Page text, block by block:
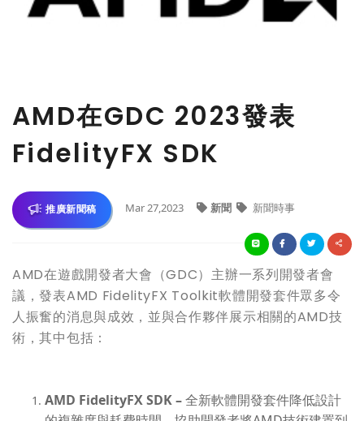
AMD在GDC 2023發表
FidelityFX SDK
推廣新聞稿 Mar 27,2023 新聞 新聞時事
AMD在遊戲開發者大會（GDC）主辦一系列開發者會
議，發表AMD FidelityFX Toolkit軟體開發套件眾多令
人振奮的消息與成效，並與合作夥伴展示相關的AMD技
術，其中包括：
AMD FidelityFX SDK –全新軟體開發套件降低設計